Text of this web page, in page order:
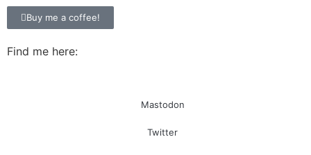
Buy me a coffee!
Find me here:
Mastodon
Twitter